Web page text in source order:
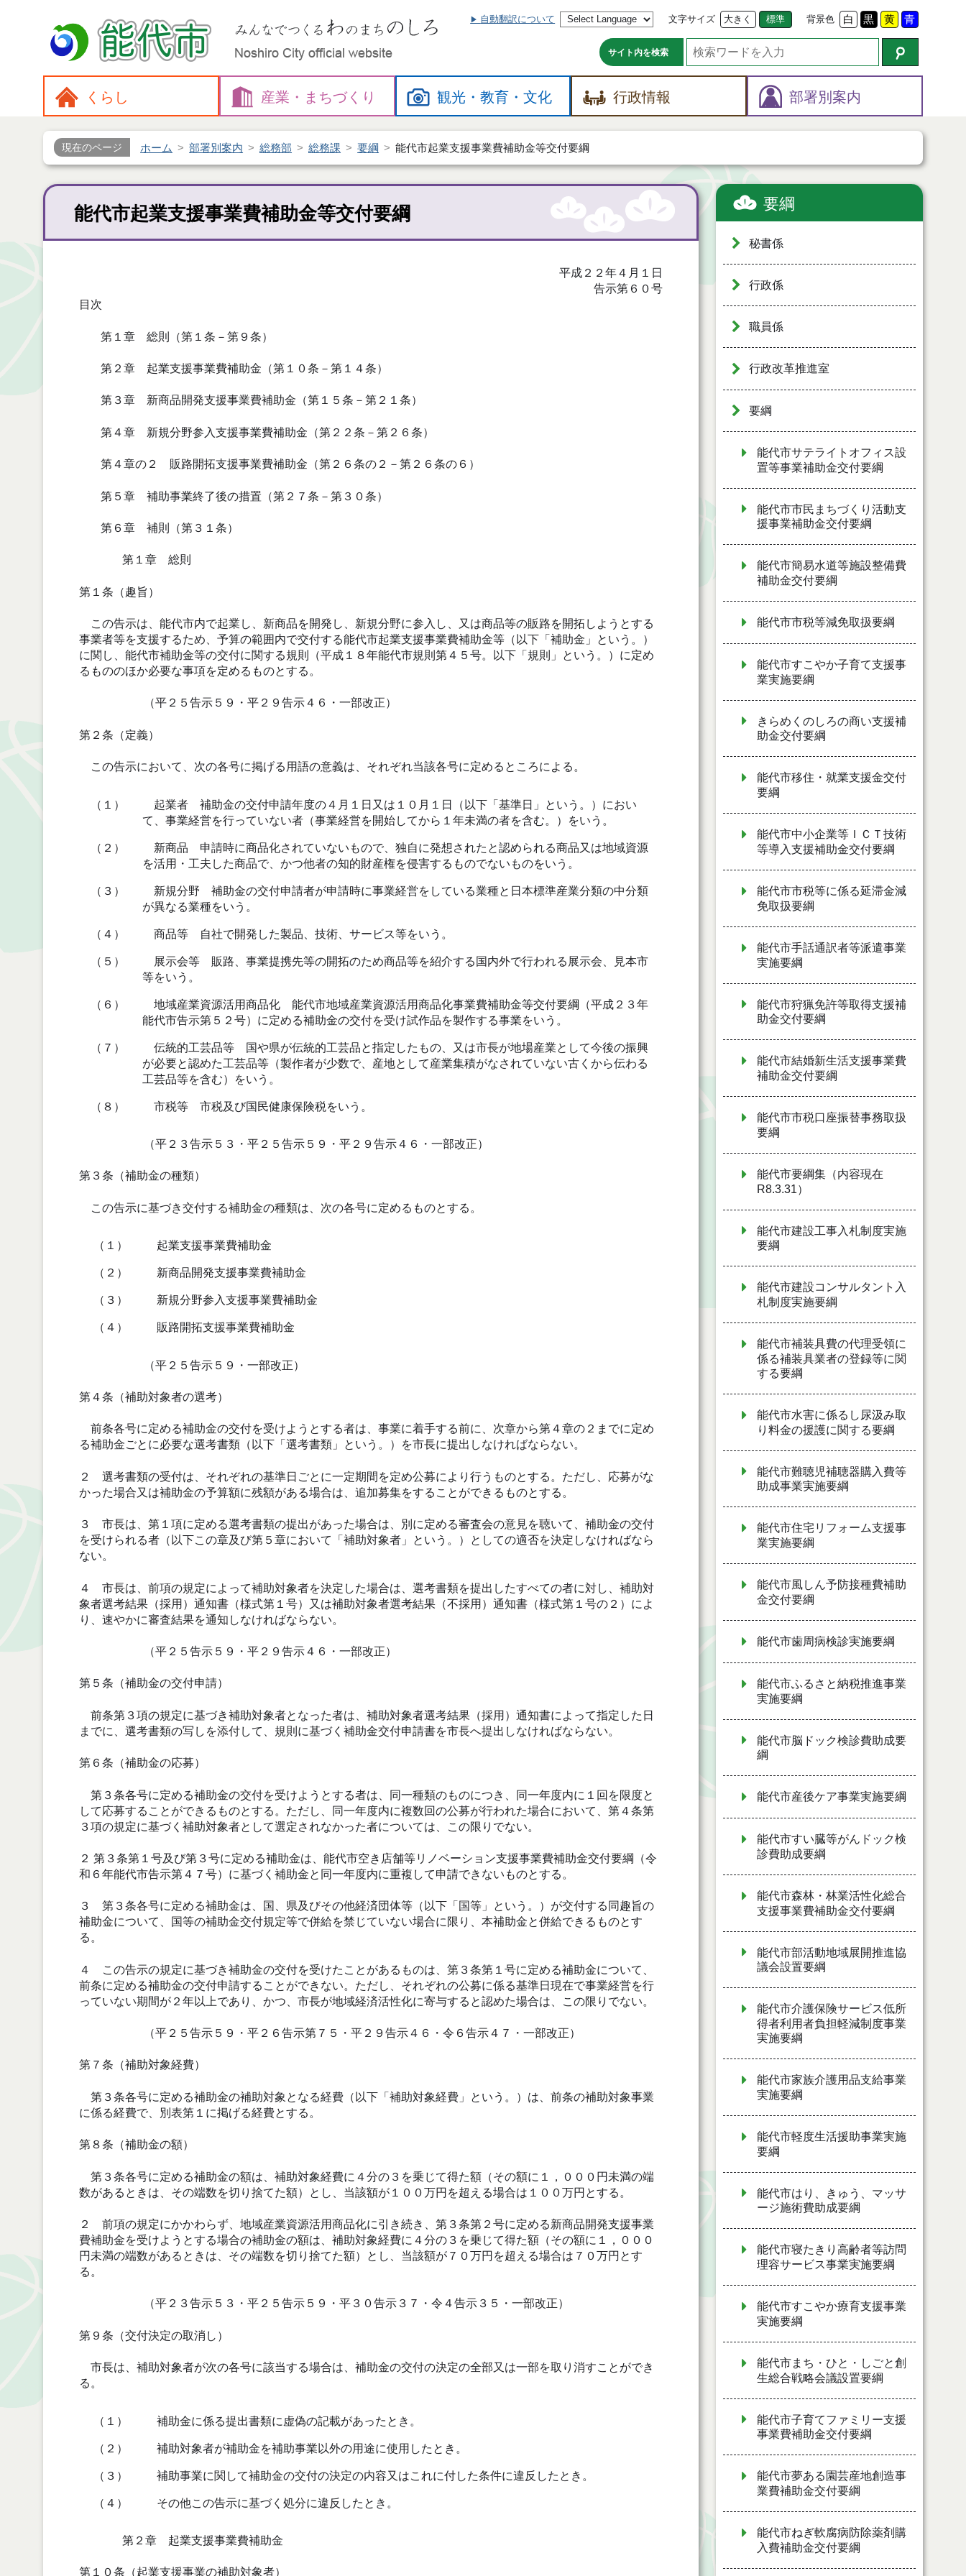
自動翻訳について 文字サイズ 大きく 標準 背景色 白 黒 黄 青
サイト内を検索
くらし 産業・ まちづくり 観光・教育・文化 行政情報 部署別案内
現在のページ ホーム 部署別案内 総務部 総務課 要綱 能代市起業支援事業費補助金等交付要綱
能代市起業支援事業費補助金等交付要綱
平成２２年４月１日
告示第６０号
目次
第１章 総則（第１条－第９条）
第２章 起業支援事業費補助金（第１０条－第１４条）
第３章 新商品開発支援事業費補助金（第１５条－第２１条）
第４章 新規分野参入支援事業費補助金（第２２条－第２６条）
第４章の２ 販路開拓支援事業費補助金（第２６条の２－第２６条の６）
第５章 補助事業終了後の措置（第２７条－第３０条）
第６章 補則（第３１条）
第１章 総則
第１条（趣旨）
この告示は、能代市内で起業し、新商品を開発し、新規分野に参入し、又は商品等の販路を開拓しようとする
事業者等を支援するため、予算の範囲内で交付する能代市起業支援事業費補助金等（以下「補助金」という。）
に関し、能代市補助金等の交付に関する規則（平成１８年能代市規則第４５号。以下「規則」という。）に定め
るもののほか必要な事項を定めるものとする。
（平２５告示５９・平２９告示４６・一部改正）
第２条（定義）
この告示において、次の各号に掲げる用語の意義は、それぞれ当該各号に定めるところによる。
（１）
起業者 補助金の交付申請年度の４月１日又は１０月１日（以下「基準日」という。）におい
て、事業経営を行っていない者（事業経営を開始してから１年未満の者を含む。）をいう。
（２）
新商品 申請時に商品化されていないもので、独自に発想されたと認められる商品又は地域資源
を活用・工夫した商品で、かつ他者の知的財産権を侵害するものでないものをいう。
（３）
新規分野 補助金の交付申請者が申請時に事業経営をしている業種と日本標準産業分類の中分類
が異なる業種をいう。
（４） 商品等 自社で開発した製品、技術、サービス等をいう。
（５）
展示会等 販路、事業提携先等の開拓のため商品等を紹介する国内外で行われる展示会、見本市
等をいう。
（６）
地域産業資源活用商品化 能代市地域産業資源活用商品化事業費補助金等交付要綱（平成２３年
能代市告示第５２号）に定める補助金の交付を受け試作品を製作する事業をいう。
（７）
伝統的工芸品等 国や県が伝統的工芸品と指定したもの、又は市長が地場産業として今後の振興
が必要と認めた工芸品等（製作者が少数で、産地として産業集積がなされていない古くから伝わる
工芸品等を含む）をいう。
（８） 市税等 市税及び国民健康保険税をいう。
（平２３告示５３・平２５告示５９・平２９告示４６・一部改正）
第３条（補助金の種類）
この告示に基づき交付する補助金の種類は、次の各号に定めるものとする。
（１） 起業支援事業費補助金
（２） 新商品開発支援事業費補助金
（３） 新規分野参入支援事業費補助金
（４） 販路開拓支援事業費補助金
（平２５告示５９・一部改正）
第４条（補助対象者の選考）
前条各号に定める補助金の交付を受けようとする者は、事業に着手する前に、次章から第４章の２までに定め
る補助金ごとに必要な選考書類（以下「選考書類」という。）を市長に提出しなければならない。
２ 選考書類の受付は、それぞれの基準日ごとに一定期間を定め公募により行うものとする。ただし、応募がな
かった場合又は補助金の予算額に残額がある場合は、追加募集をすることができるものとする。
３ 市長は、第１項に定める選考書類の提出があった場合は、別に定める審査会の意見を聴いて、補助金の交付
を受けられる者（以下この章及び第５章において「補助対象者」という。）としての適否を決定しなければなら
ない。
４ 市長は、前項の規定によって補助対象者を決定した場合は、選考書類を提出したすべての者に対し、補助対
象者選考結果（採用）通知書（様式第１号）又は補助対象者選考結果（不採用）通知書（様式第１号の２）によ
り、速やかに審査結果を通知しなければならない。
（平２５告示５９・平２９告示４６・一部改正）
第５条（補助金の交付申請）
前条第３項の規定に基づき補助対象者となった者は、補助対象者選考結果（採用）通知書によって指定した日
までに、選考書類の写しを添付して、規則に基づく補助金交付申請書を市長へ提出しなければならない。
第６条（補助金の応募）
第３条各号に定める補助金の交付を受けようとする者は、同一種類のものにつき、同一年度内に１回を限度と
して応募することができるものとする。ただし、同一年度内に複数回の公募が行われた場合において、第４条第
３項の規定に基づく補助対象者として選定されなかった者については、この限りでない。
２ 第３条第１号及び第３号に定める補助金は、能代市空き店舗等リノベーション支援事業費補助金交付要綱（令
和６年能代市告示第４７号）に基づく補助金と同一年度内に重複して申請できないものとする。
３ 第３条各号に定める補助金は、国、県及びその他経済団体等（以下「国等」という。）が交付する同趣旨の
補助金について、国等の補助金交付規定等で併給を禁じていない場合に限り、本補助金と併給できるものとす
る。
４ この告示の規定に基づき補助金の交付を受けたことがあるものは、第３条第１号に定める補助金について、
前条に定める補助金の交付申請することができない。ただし、それぞれの公募に係る基準日現在で事業経営を行
っていない期間が２年以上であり、かつ、市長が地域経済活性化に寄与すると認めた場合は、この限りでない。
（平２５告示５９・平２６告示第７５・平２９告示４６・令６告示４７・一部改正）
第７条（補助対象経費）
第３条各号に定める補助金の補助対象となる経費（以下「補助対象経費」という。）は、前条の補助対象事業
に係る経費で、別表第１に掲げる経費とする。
第８条（補助金の額）
第３条各号に定める補助金の額は、補助対象経費に４分の３を乗じて得た額（その額に１，０００円未満の端
数があるときは、その端数を切り捨てた額）とし、当該額が１００万円を超える場合は１００万円とする。
２ 前項の規定にかかわらず、地域産業資源活用商品化に引き続き、第３条第２号に定める新商品開発支援事業
費補助金を受けようとする場合の補助金の額は、補助対象経費に４分の３を乗じて得た額（その額に１，０００
円未満の端数があるときは、その端数を切り捨てた額）とし、当該額が７０万円を超える場合は７０万円とす
る。
（平２３告示５３・平２５告示５９・平３０告示３７・令４告示３５・一部改正）
第９条（交付決定の取消し）
市長は、補助対象者が次の各号に該当する場合は、補助金の交付の決定の全部又は一部を取り消すことができ
る。
（１） 補助金に係る提出書類に虚偽の記載があったとき。
（２） 補助対象者が補助金を補助事業以外の用途に使用したとき。
（３） 補助事業に関して補助金の交付の決定の内容又はこれに付した条件に違反したとき。
（４） その他この告示に基づく処分に違反したとき。
第２章 起業支援事業費補助金
第１０条（起業支援事業の補助対象者）
要綱
秘書係
行政係
職員係
行政改革推進室
要綱
能代市サテライトオフィス設
置等事業補助金交付要綱
能代市市民まちづくり活動支
援事業補助金交付要綱
能代市簡易水道等施設整備費
補助金交付要綱
能代市市税等減免取扱要綱
能代市すこやか子育て支援事
業実施要綱
きらめくのしろの商い支援補
助金交付要綱
能代市移住・就業支援金交付
要綱
能代市中小企業等ＩＣＴ技術
等導入支援補助金交付要綱
能代市市税等に係る延滞金減
免取扱要綱
能代市手話通訳者等派遣事業
実施要綱
能代市狩猟免許等取得支援補
助金交付要綱
能代市結婚新生活支援事業費
補助金交付要綱
能代市市税口座振替事務取扱
要綱
能代市要綱集（内容現在
R8.3.31）
能代市建設工事入札制度実施
要綱
能代市建設コンサルタント入
札制度実施要綱
能代市補装具費の代理受領に
係る補装具業者の登録等に関
する要綱
能代市水害に係るし尿汲み取
り料金の援護に関する要綱
能代市難聴児補聴器購入費等
助成事業実施要綱
能代市住宅リフォーム支援事
業実施要綱
能代市風しん予防接種費補助
金交付要綱
能代市歯周病検診実施要綱
能代市ふるさと納税推進事業
実施要綱
能代市脳ドック検診費助成要
綱
能代市産後ケア事業実施要綱
能代市すい臓等がんドック検
診費助成要綱
能代市森林・林業活性化総合
支援事業費補助金交付要綱
能代市部活動地域展開推進協
議会設置要綱
能代市介護保険サービス低所
得者利用者負担軽減制度事業
実施要綱
能代市家族介護用品支給事業
実施要綱
能代市軽度生活援助事業実施
要綱
能代市はり、きゅう、マッサ
ージ施術費助成要綱
能代市寝たきり高齢者等訪問
理容サービス事業実施要綱
能代市すこやか療育支援事業
実施要綱
能代市まち・ひと・しごと創
生総合戦略会議設置要綱
能代市子育てファミリー支援
事業費補助金交付要綱
能代市夢ある園芸産地創造事
業費補助金交付要綱
能代市ねぎ軟腐病防除薬剤購
入費補助金交付要綱